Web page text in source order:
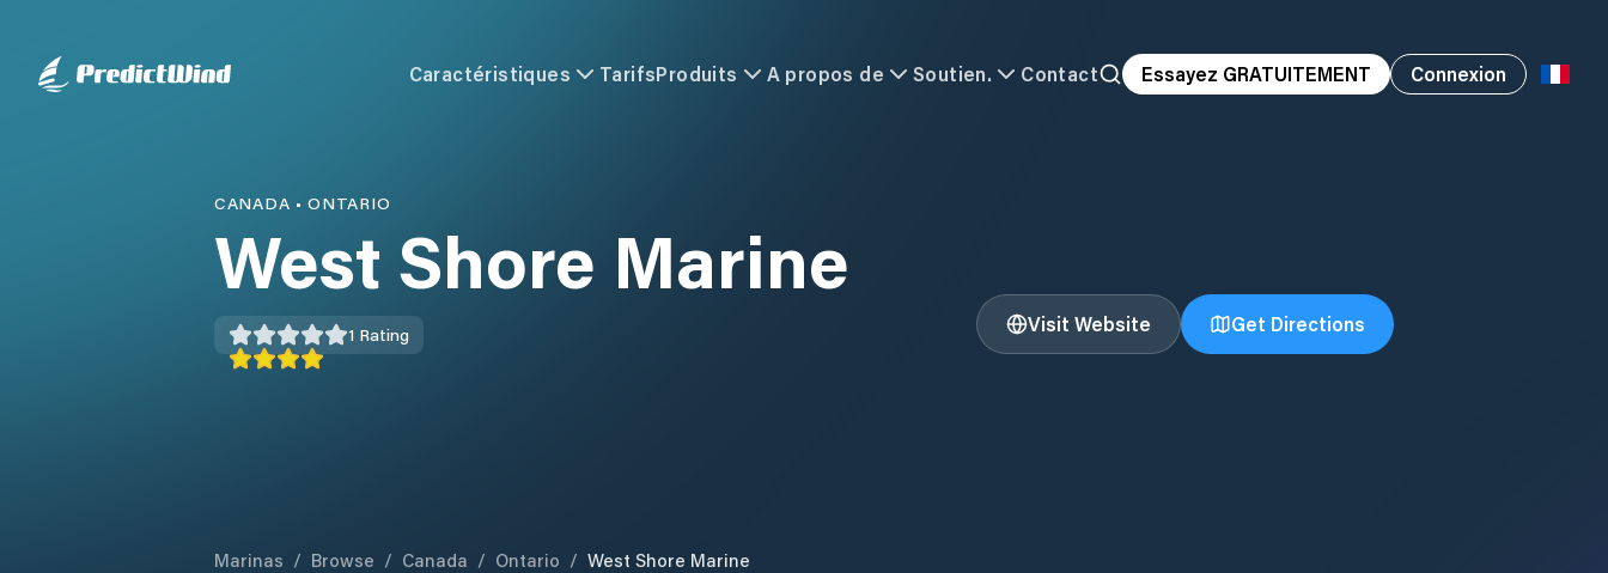
Caractéristiques TarifsProduits A propos de Soutien. Contact Essayez GRATUITEMENT Connexion
CANADA •ONTARIO
West Shore Marine
1 Rating Visit Website Get Directions
Marinas / Browse / Canada / Ontario / West Shore Marine